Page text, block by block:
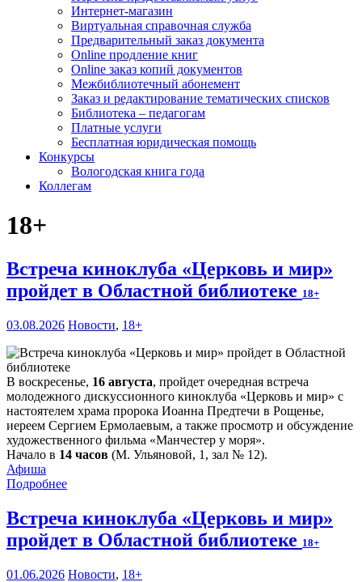
Интернет-магазин
Виртуальная справочная служба
Предварительный заказ документа
Online продление книг
Online заказ копий документов
Межбиблиотечный абонемент
Заказ и редактирование тематических списков
Библиотека – педагогам
Платные услуги
Бесплатная юридическая помощь
Конкурсы
Вологодская книга года
Коллегам
18+
Встреча киноклуба «Церковь и мир»
пройдет в Областной библиотеке 18+
03.08.2026 Новости, 18+
В воскресенье, 16 августа, пройдет очередная встреча
молодежного дискуссионного киноклуба «Церковь и мир» с
настоятелем храма пророка Иоанна Предтечи в Рощенье,
иереем Сергием Ермолаевым, а также просмотр и обсуждение
художественного фильма «Манчестер у моря».
Начало в 14 часов (М. Ульяновой, 1, зал № 12).
Афиша
Подробнее
Встреча киноклуба «Церковь и мир»
пройдет в Областной библиотеке 18+
01.06.2026 Новости, 18+